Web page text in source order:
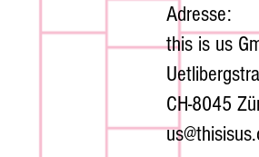
Adresse:
this is us
CH-8045